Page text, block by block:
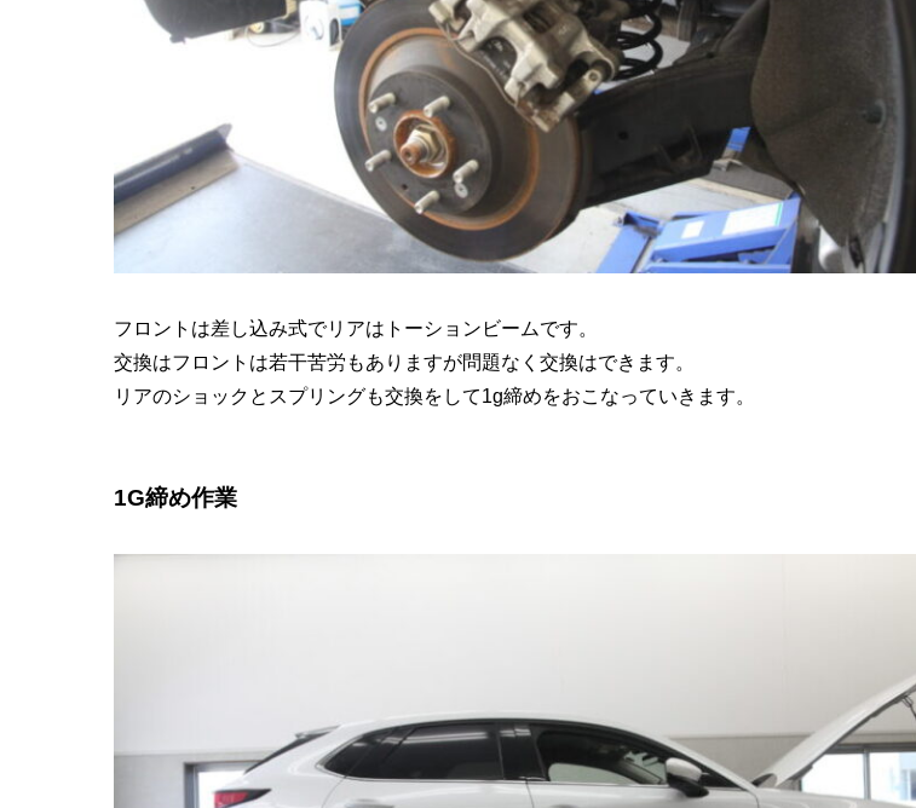
フロントは差し込み式でリアはトーションビームです。
交換はフロントは若干苦労もありますが問題なく交換はできます。
リアのショックとスプリングも交換をして1g締めをおこなっていきます。
1G締め作業